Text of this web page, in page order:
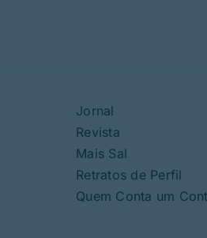
Jornal
Revista
Mais Sal
Retratos de Perfil
Quem Conta um